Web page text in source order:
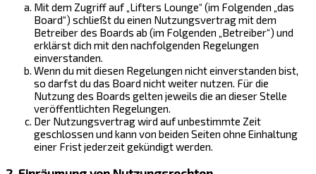
Mit dem Zugriff auf „Lifters Lounge“ (im Folgenden „das
Board“) schließt du einen Nutzungsvertrag mit dem
Betreiber des Boards ab (im Folgenden „Betreiber“) und
erklärst dich mit den nachfolgenden Regelungen
einverstanden.
Wenn du mit diesen Regelungen nicht einverstanden bist,
so darfst du das Board nicht weiter nutzen. Für die
Nutzung des Boards gelten jeweils die an dieser Stelle
veröffentlichten Regelungen.
Der Nutzungsvertrag wird auf unbestimmte Zeit
geschlossen und kann von beiden Seiten ohne Einhaltung
einer Frist jederzeit gekündigt werden.